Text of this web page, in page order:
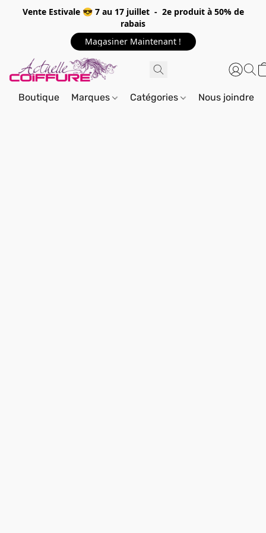
Vente Estivale 😎 7 au 17 juillet - 2e produit à 50% de
rabais
Magasiner Maintenant !
Boutique Marques Catégories Nous joindre